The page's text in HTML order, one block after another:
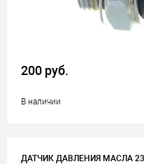
200 руб.
В наличии
ДАТЧИК ДАВЛЕНИЯ МАСЛА